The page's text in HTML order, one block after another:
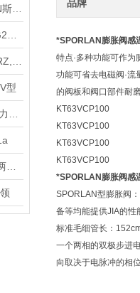
型
品牌
*SPORLAN膨胀阀感
特点·多种功能可作
功能可省去电磁阀·
的阀板和阀口部件耐
KT63VCP100
KT63VCP100
KT63VCP100
KT63VCP100
*SPORLAN膨胀阀感
SPORLAN型膨胀阀
备等均能提供JIA的性
标准毛细管长：
一个两相的双极步进
向取决于电脉冲的相